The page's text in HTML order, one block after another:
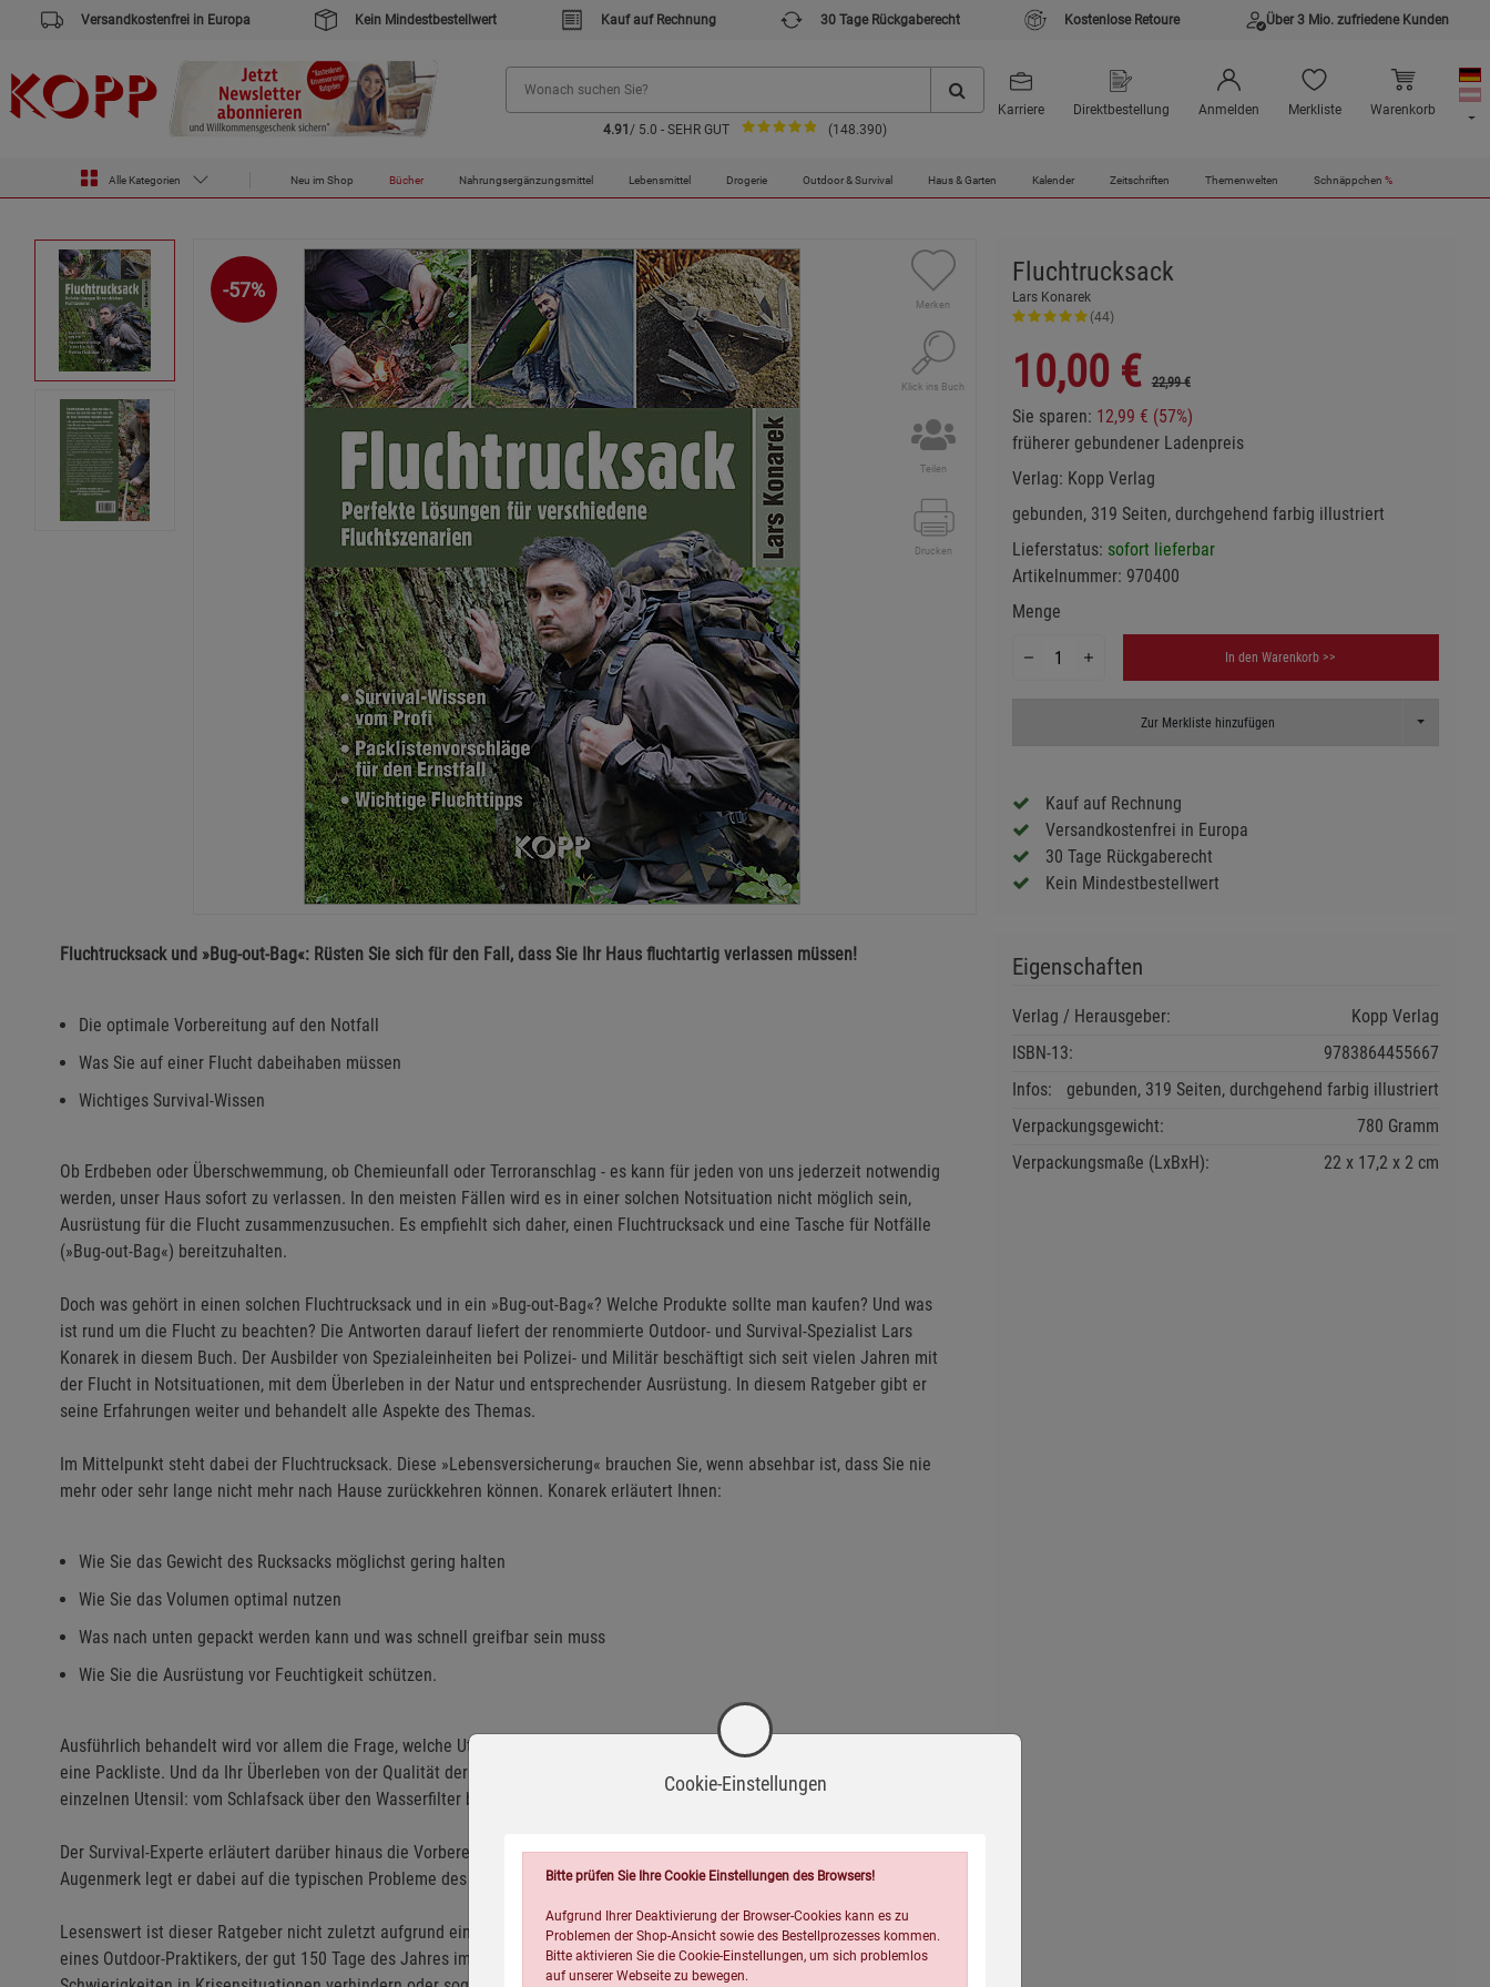
Versandkostenfrei in Europa Kein Mindestbestellwert Kauf auf Rechnung 30 Tage Rückgaberecht Kostenlose Retoure Über 3 Mio. zufriedene Kunden
4.91 / 5.0 - SEHR GUT (148.390)
Karriere Direktbestellung Anmelden Merkliste Warenkorb
Alle Kategorien Neu im Shop Bücher Nahrungsergänzungsmittel Lebensmittel Drogerie Outdoor & Survival Haus & Garten Kalender Zeitschriften Themenwelten Schnäppchen %
Zur Startseite des Kopp Verlag Online-Shop
Bücher Fluchtrucksack
-57%
Merken
Klick ins Buch
Teilen
Drucken
Fluchtrucksack
Lars Konarek
(44)
10,00 € 22,99 €
Sie sparen: 12,99 € (57%)
früherer gebundener Ladenpreis
Verlag: Kopp Verlag
gebunden, 319 Seiten, durchgehend farbig illustriert
Lieferstatus: sofort lieferbar
Artikelnummer: 970400
Menge
In den Warenkorb >>
Zur Merkliste hinzufügen Toggle
Kauf auf Rechnung
Versandkostenfrei in Europa
30 Tage Rückgaberecht
Kein Mindestbestellwert
Fluchtrucksack und »Bug-out-Bag«: Rüsten Sie sich für den Fall, dass Sie Ihr Haus fluchtartig verlassen müssen!
Die optimale Vorbereitung auf den Notfall
Was Sie auf einer Flucht dabeihaben müssen
Wichtiges Survival-Wissen
Ob Erdbeben oder Überschwemmung, ob Chemieunfall oder Terroranschlag - es kann für jeden von uns jederzeit notwendig
werden, unser Haus sofort zu verlassen. In den meisten Fällen wird es in einer solchen Notsituation nicht möglich sein,
Ausrüstung für die Flucht zusammenzusuchen. Es empfiehlt sich daher, einen Fluchtrucksack und eine Tasche für Notfälle
(»Bug-out-Bag«) bereitzuhalten.
Doch was gehört in einen solchen Fluchtrucksack und in ein »Bug-out-Bag«? Welche Produkte sollte man kaufen? Und was
ist rund um die Flucht zu beachten? Die Antworten darauf liefert der renommierte Outdoor- und Survival-Spezialist Lars
Konarek in diesem Buch. Der Ausbilder von Spezialeinheiten bei Polizei- und Militär beschäftigt sich seit vielen Jahren mit
der Flucht in Notsituationen, mit dem Überleben in der Natur und entsprechender Ausrüstung. In diesem Ratgeber gibt er
seine Erfahrungen weiter und behandelt alle Aspekte des Themas.
Im Mittelpunkt steht dabei der Fluchtrucksack. Diese »Lebensversicherung« brauchen Sie, wenn absehbar ist, dass Sie nie
mehr oder sehr lange nicht mehr nach Hause zurückkehren können. Konarek erläutert Ihnen:
Wie Sie das Gewicht des Rucksacks möglichst gering halten
Wie Sie das Volumen optimal nutzen
Was nach unten gepackt werden kann und was schnell greifbar sein muss
Wie Sie die Ausrüstung vor Feuchtigkeit schützen.
Ausführlich behandelt wird vor allem die Frage, welche Utensilien in den Rucksack gehören. Lars Konarek bietet Ihnen dazu
eine Packliste. Und da Ihr Überleben von der Qualität der Ausrüstung abhängt, befasst er sich detailliert mit jedem
einzelnen Utensil: vom Schlafsack über den Wasserfilter bis hin zum Taschenmesser.
Der Survival-Experte erläutert darüber hinaus die Vorbereitung und die einzelnen Phasen einer Flucht. Ein besonderes
Augenmerk legt er dabei auf die typischen Probleme des Aufenthalts im Freien.
Lesenswert ist dieser Ratgeber nicht zuletzt aufgrund einer Fülle »kleiner« praxiserprobter Tipps aus dem Erfahrungsschatz
eines Outdoor-Praktikers, der gut 150 Tage des Jahres im Wald lebt. Diese Empfehlungen können ernsthafte
Eigenschaften
Verlag / Herausgeber:
Kopp Verlag
ISBN-13:
9783864455667
Infos:
gebunden, 319 Seiten, durchgehend farbig illustriert
Verpackungsgewicht:
780 Gramm
Verpackungsmaße (LxBxH):
22 17,2 2cm
Cookie-Einstellungen
Bitte prüfen Sie Ihre Cookie Einstellungen des Browsers!
Aufgrund Ihrer Deaktivierung der Browser-Cookies kann es zu
Problemen der Shop-Ansicht sowie des Bestellprozesses kommen.
Bitte aktivieren Sie die Cookie-Einstellungen, um sich problemlos
auf unserer Webseite zu bewegen.